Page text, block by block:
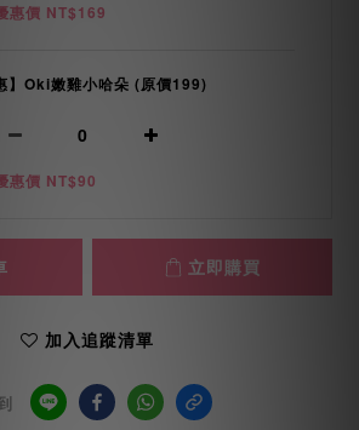
惠價 NT$169
】Oki嫩雞小哈朵 (原價199)
惠價 NT$90
立即購買
加入追蹤清單